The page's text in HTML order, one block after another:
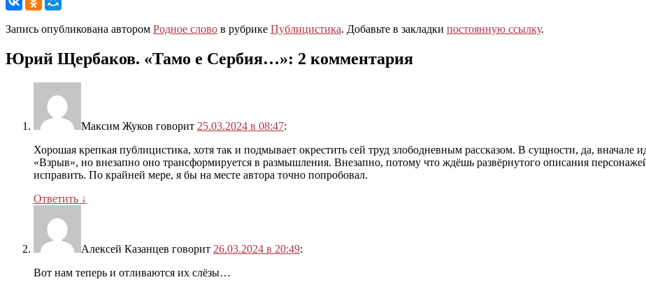
Запись опубликована автором Родное слово в рубрике Публицистика. Добавьте в закладки постоянную ссылку.
Юрий Щербаков. «Тамо е Сербия…»: 2 комментария
Максим Жуков говорит 25.03.2024 в 08:47:
Хорошая крепкая публицистика, хотя так и подмывает окрестить сей труд злободневным рассказом. В сущности, да, вначале
«Взрыв», но внезапно оно трансформируется в размышления. Внезапно, потому что ждёшь развёрнутого описания
исправить. По крайней мере, я бы на месте автора точно попробовал.
Ответить ↓
Алексей Казанцев говорит 26.03.2024 в 20:49:
Вот нам теперь и отливаются их слёзы…